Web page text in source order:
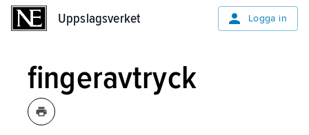
Uppslagsverket Logga in
fingeravtryck